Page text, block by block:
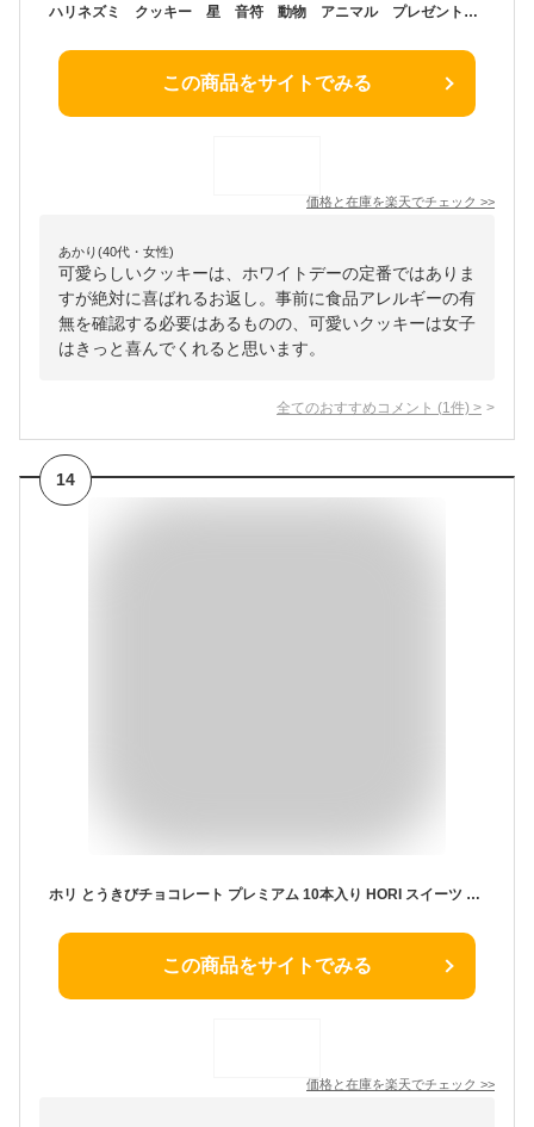
ハリネズミ クッキー 星 音符 動物 アニマル プレゼント ギフト 御祝 お礼 焼き菓子 ホワイトデー お菓子 monjuillet
この商品をサイトでみる
価格と在庫を楽天でチェック >>
あかり(40代・女性)
可愛らしいクッキーは、ホワイトデーの定番ではありま
すが絶対に喜ばれるお返し。事前に食品アレルギーの有
無を確認する必要はあるものの、可愛いクッキーは女子
はきっと喜んでくれると思います。
全てのおすすめコメント (1 件) >
14
ホリ とうきびチョコレート プレミアム 10本入り HORI スイーツ 北海道限定 土産 お取り寄せ プレゼント クリスマス バレンタイン ホワイトデー チョコレート 義理チョコ ばらまき おすすめ プチギフト 友人 子供 贈り物 お返し お菓子
この商品をサイトでみる
価格と在庫を楽天でチェック >>